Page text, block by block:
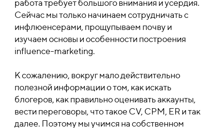
работа требует большого внимания и усердия.
Сейчас мы только начинаем сотрудничать с
инфлюенсерами, прощупываем почву и
изучаем основы и особенности построения
influence-marketing.
К сожалению, вокруг мало действительно
полезной информации о том, как искать
блогеров, как правильно оценивать аккаунты,
вести переговоры, что такое CV, CPM, ER и так
далее. Поэтому мы учимся на собственном